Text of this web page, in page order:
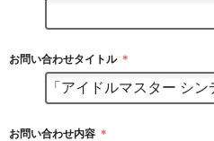
お問い合わせタイトル ＊
お問い合わせ内容 ＊